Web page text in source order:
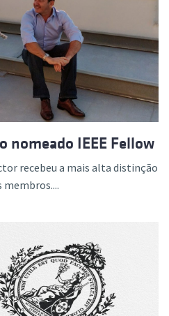
nomeado IEEE Fellow
recebeu a mais alta distinção
membros....